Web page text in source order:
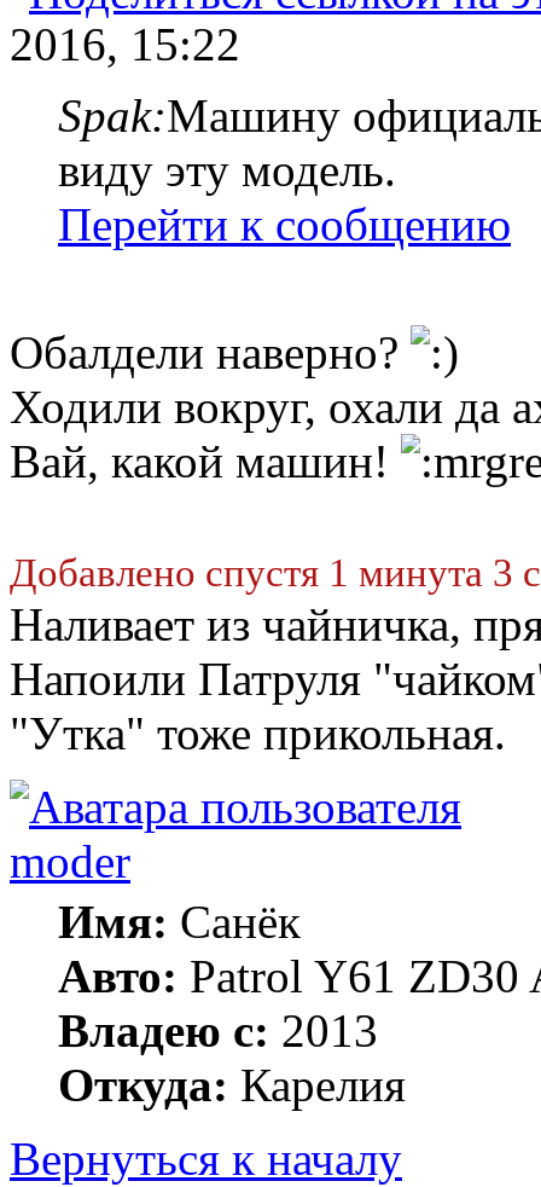
2016, 15:22
Spak:Машину
виду эту модель.
Перейти к сообщению
Обалдели наверно?
Ходили вокруг, охали да
Вай, какой машин!
Добавлено спустя 1 минута 3
Наливает из чайничка,
Напоили Патруля
"Утка" тоже прикольная.
moder
Имя: Санёк
Авто: Patrol Y61 ZD30
Владею с: 2013
Откуда: Карелия
Вернуться к началу